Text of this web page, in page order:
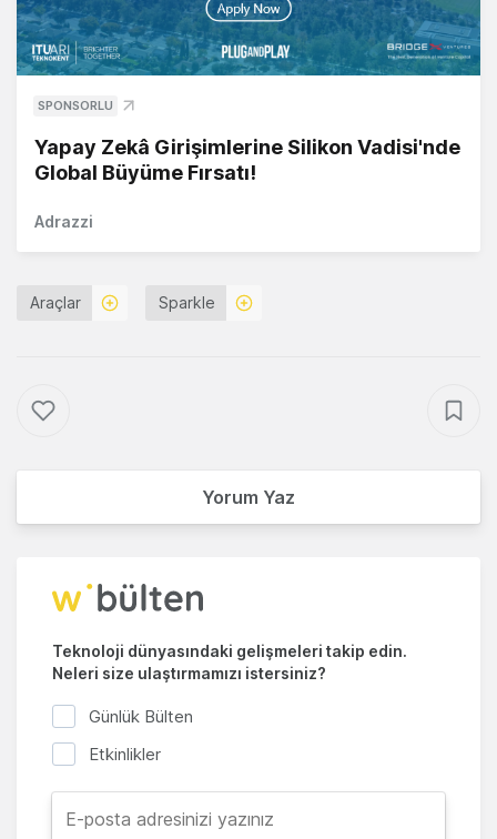
SPONSORLU
Yapay Zekâ Girişimlerine Silikon Vadisi'nde
Global Büyüme Fırsatı!
Adrazzi
Araçlar Sparkle
Yorum Yaz
Teknoloji dünyasındaki gelişmeleri takip edin.
Neleri size ulaştırmamızı istersiniz?
Günlük Bülten
Etkinlikler